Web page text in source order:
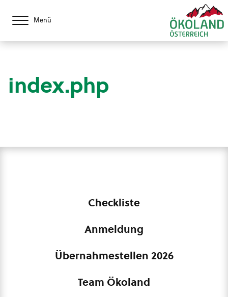
Menü
index.php
Checkliste
Anmeldung
Übernahmestellen 2026
Team Ökoland